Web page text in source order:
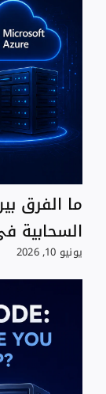
ما الفرق
السحابية
يونيو 10, 2026